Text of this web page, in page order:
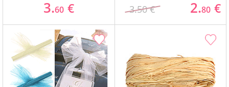
3.60 € 3.50 € 2.80 €